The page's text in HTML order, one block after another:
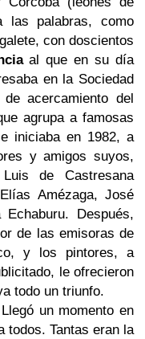
las palabras, como
con doscientos
al que en su día
en la Sociedad
acercamiento del
agrupa a famosas
iniciaba en 1982, a
y amigos suyos,
de Castresana
Amézaga, José
Después,
de las emisoras de
y los pintores, a
le ofrecieron
todo un triunfo.
un momento en
todos. Tantas eran la